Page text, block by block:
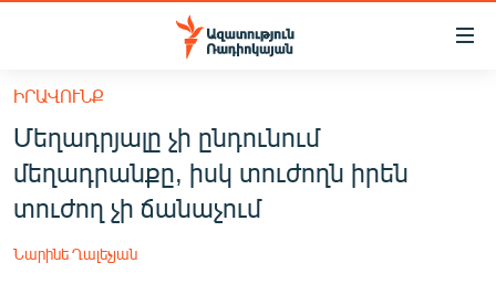
Մատչելիության
հիմնական
բովանդակությանը
Անցնել
հիմնական
մենյուին
ՀԱՅԱՍՏԱՆ
ՔԱՂԱՔԱԿԱՆ
ԻՐԱՎՈՒՆՔ
Մեղադրյալը չի ընդունում
մեղադրանքը, իսկ տուժողն իրեն
տուժող չի ճանաչում
Նարինե Ղալեչյան